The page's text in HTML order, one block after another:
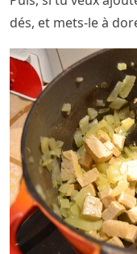
dés, et mets-le à